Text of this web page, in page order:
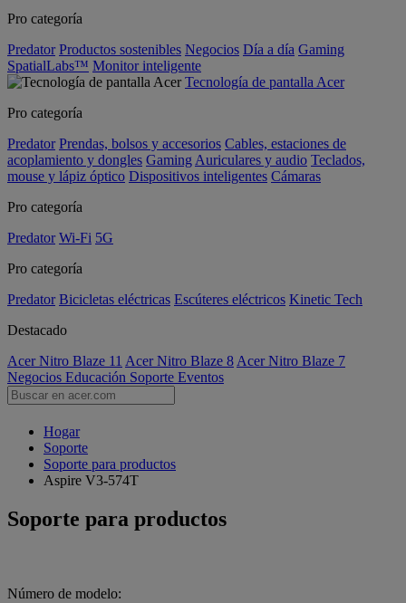
Pro categoría
Predator Productos sostenibles Negocios Día a día Gaming
SpatialLabs™ Monitor inteligente
Tecnología de pantalla Acer
Pro categoría
Predator Prendas, bolsos y accesorios Cables, estaciones de
acoplamiento y dongles Gaming Auriculares y audio Teclados,
mouse y lápiz óptico Dispositivos inteligentes Cámaras
Pro categoría
Predator Wi-Fi 5G
Pro categoría
Predator Bicicletas eléctricas Escúteres eléctricos Kinetic Tech
Destacado
Acer Nitro Blaze 11 Acer Nitro Blaze 8 Acer Nitro Blaze 7
Negocios Educación Soporte Eventos
Hogar
Soporte
Soporte para productos
Aspire V3-574T
Soporte para productos
Número de modelo: